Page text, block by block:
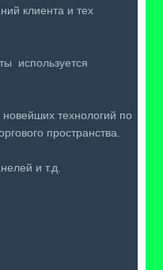
клиента и тех
используется
технологий по
пространства.
и т.д.